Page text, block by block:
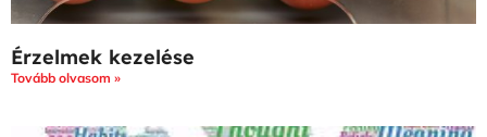
Érzelmek kezelése
Tovább olvasom »